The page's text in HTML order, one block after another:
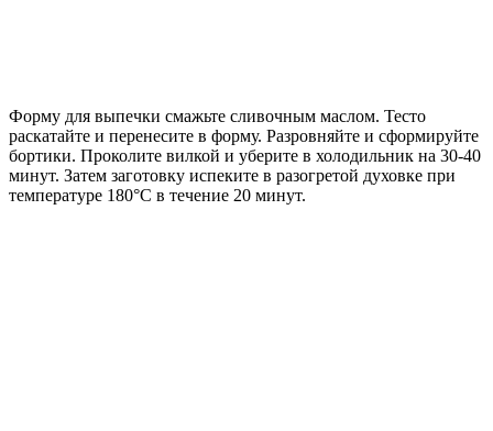
Форму для выпечки смажьте сливочным маслом. Тесто
раскатайте и перенесите в форму. Разровняйте и сформируйте
бортики. Проколите вилкой и уберите в холодильник на 30-40
минут. Затем заготовку испеките в разогретой духовке при
температуре 180°С в течение 20 минут.